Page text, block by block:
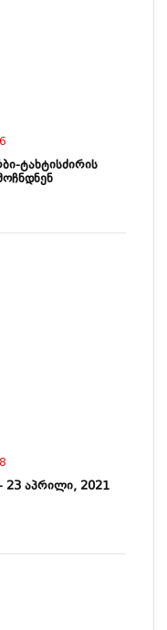
ტახტისძირის
23 აპრილი, 2021